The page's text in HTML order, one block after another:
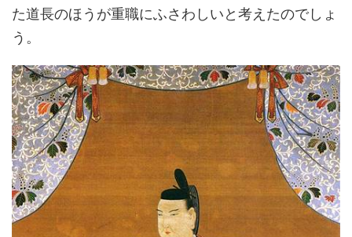
た道長のほうが重職にふさわしいと考えたのでしょ
う。